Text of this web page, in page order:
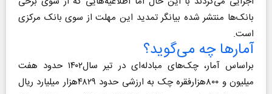
بانک‌ها منتشر شده بیانگر تمدید این مهلت از سوی بانک مرکزی
است.
آمارها چه می‌گوید؟
براساس آمار، چک‌های مبادله‌ای در تیر‌ سال۱۴۰۲ حدود هفت
میلیون و ۸۰۰هزارفقره چک به ارزشی حدود ۴۸۲۹هزار میلیارد ریال